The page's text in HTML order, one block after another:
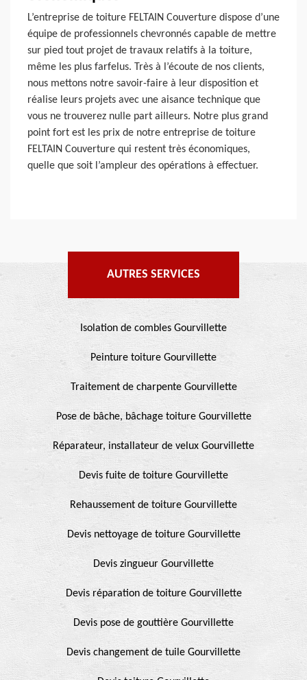
L’entreprise de toiture FELTAIN Couverture dispose d’une
équipe de professionnels chevronnés capable de mettre
sur pied tout projet de travaux relatifs à la toiture,
même les plus farfelus. Très à l’écoute de nos clients,
nous mettons notre savoir-faire à leur disposition et
réalise leurs projets avec une aisance technique que
vous ne trouverez nulle part ailleurs. Notre plus grand
point fort est les prix de notre entreprise de toiture
FELTAIN Couverture qui restent très économiques,
quelle que soit l’ampleur des opérations à effectuer.
AUTRES SERVICES
Isolation de combles Gourvillette
Peinture toiture Gourvillette
Traitement de charpente Gourvillette
Pose de bâche, bâchage toiture Gourvillette
Réparateur, installateur de velux Gourvillette
Devis fuite de toiture Gourvillette
Rehaussement de toiture Gourvillette
Devis nettoyage de toiture Gourvillette
Devis zingueur Gourvillette
Devis réparation de toiture Gourvillette
Devis pose de gouttière Gourvillette
Devis changement de tuile Gourvillette